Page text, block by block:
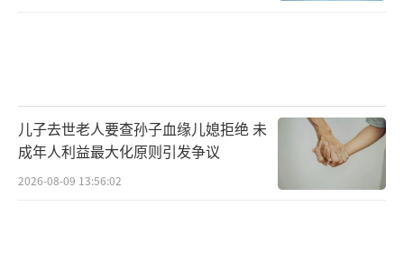
儿子去世老人要查孙子血缘儿媳拒绝 未
成年人利益最大化原则引发争议
2026-08-09 13:56:02